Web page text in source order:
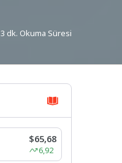
3 dk. Okuma Süresi
$65,68
6,92